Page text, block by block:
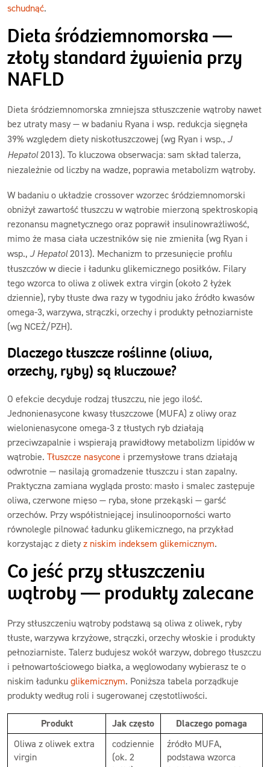
schudnąć.
Dieta śródziemnomorska —
złoty standard żywienia przy
NAFLD
Dieta śródziemnomorska zmniejsza stłuszczenie wątroby nawet
bez utraty masy — w badaniu Ryana i wsp. redukcja sięgnęła
39% względem diety niskotłuszczowej (wg Ryan i wsp., J
Hepatol2013). To kluczowa obserwacja: sam skład talerza,
niezależnie od liczby na wadze, poprawia metabolizm wątroby.
W badaniu o układzie crossover wzorzec śródziemnomorski
obniżył zawartość tłuszczu w wątrobie mierzoną spektroskopią
rezonansu magnetycznego oraz poprawił insulinowrażliwość,
mimo że masa ciała uczestników się nie zmieniła (wg Ryan i
wsp., J Hepatol2013). Mechanizm to przesunięcie profilu
tłuszczów w diecie i ładunku glikemicznego posiłków. Filary
tego wzorca to oliwa z oliwek extra virgin (około 2 łyżek
dziennie), ryby tłuste dwa razy w tygodniu jako źródło kwasów
omega-3, warzywa, strączki, orzechy i produkty pełnoziarniste
(wg NCEŻ/PZH).
Dlaczego tłuszcze roślinne (oliwa,
orzechy, ryby) są kluczowe?
O efekcie decyduje rodzaj tłuszczu, nie jego ilość.
Jednonienasycone kwasy tłuszczowe (MUFA) z oliwy oraz
wielonienasycone omega-3 z tłustych ryb działają
przeciwzapalnie i wspierają prawidłowy metabolizm lipidów w
wątrobie. Tłuszcze nasycone i przemysłowe trans działają
odwrotnie — nasilają gromadzenie tłuszczu i stan zapalny.
Praktyczna zamiana wygląda prosto: masło i smalec zastępuje
oliwa, czerwone mięso — ryba, słone przekąski — garść
orzechów. Przy współistniejącej insulinooporności warto
równolegle pilnować ładunku glikemicznego, na przykład
korzystając z diety z niskim indeksem glikemicznym.
Co jeść przy stłuszczeniu
wątroby — produkty zalecane
Przy stłuszczeniu wątroby podstawą są oliwa z oliwek, ryby
tłuste, warzywa krzyżowe, strączki, orzechy włoskie i produkty
pełnoziarniste. Talerz budujesz wokół warzyw, dobrego tłuszczu
i pełnowartościowego białka, a węglowodany wybierasz te o
niskim ładunku glikemicznym. Poniższa tabela porządkuje
produkty według roli i sugerowanej częstotliwości.
Produkt Jak często Dlaczego pomaga
Oliwa z oliwek extra
virgin
codziennie
(ok. 2
źródło MUFA,
podstawa wzorca